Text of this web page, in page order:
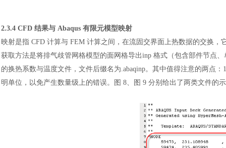
2.3.4 CFD 结果与 Abaqus 有限元模型映射
映射是指 CFD 计算与 FEM 计算之间，在流固交界面上热数据的交换，
获取方法是将排气歧管网格模型的面网格导出inp 格式（包含部件节点
的换热系数与温度文件，文件后缀名为.abaqinp。其中值得注意的两点
明单位，以免产生数量级上的错误。图 8、图 9 分别给出了两类文件的